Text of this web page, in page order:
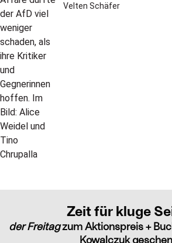
Velten Schäfer
Zeit für kluge
der Freitagzum Aktionspreis +
Kowalczuk